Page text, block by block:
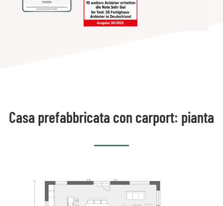
Casa prefabbricata con carport: pianta